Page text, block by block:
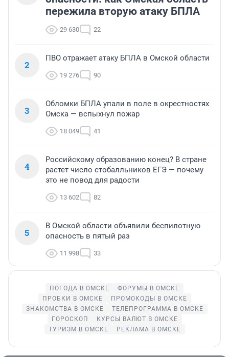
пережила вторую атаку БПЛА
29 630 22
2
ПВО отражает атаку БПЛА в Омской области
19 276 90
3
Обломки БПЛА упали в поле в окрестностях
Омска — вспыхнул пожар
18 049 41
4
Российскому образованию конец? В стране
растет число стобалльников ЕГЭ — почему
это не повод для радости
13 602 82
5
В Омской области объявили беспилотную
опасность в пятый раз
11 998 33
ПОГОДА В ОМСКЕ
ФОРУМЫ В ОМСКЕ
ПРОБКИ В ОМСКЕ
ПРОМОКОДЫ В ОМСКЕ
ЗНАКОМСТВА В ОМСКЕ
ТЕЛЕПРОГРАММА В ОМСКЕ
ГОРОСКОП
КУРСЫ ВАЛЮТ В ОМСКЕ
ТУРИЗМ В ОМСКЕ
РЕКЛАМА В ОМСКЕ